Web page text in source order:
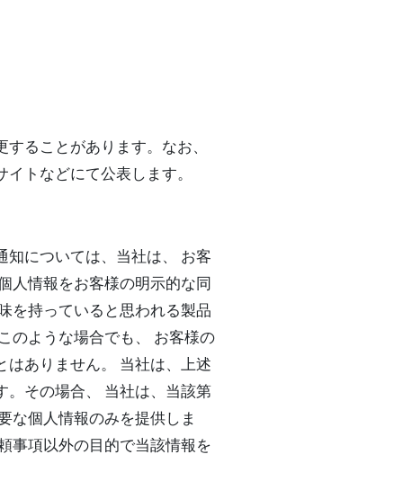
ることがあります。なお、
トなどにて公表します。
については、当社は、 お客
人情報をお客様の明示的な同
を持っていると思われる製品
のような場合でも、 お客様の
ありません。 当社は、上述
。その場合、 当社は、当該第
な個人情報のみを提供しま
事項以外の目的で当該情報を